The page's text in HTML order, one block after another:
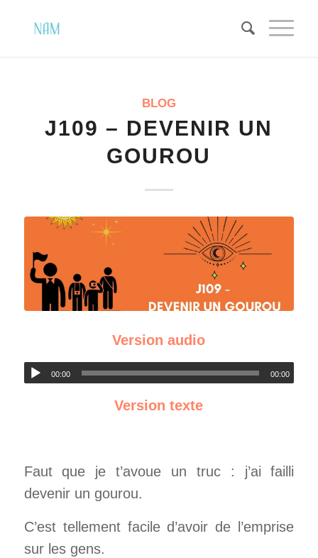
BLOG
J109 – DEVENIR UN
GOUROU
Version audio
00:00 00:00
Version texte
Faut que je t’avoue un truc : j’ai failli
devenir un gourou.
C’est tellement facile d’avoir de l’emprise
sur les gens.